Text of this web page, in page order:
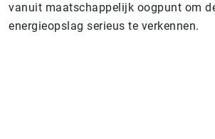
vanuit maatschappelijk oogpunt om
energieopslag serieus te verkennen.